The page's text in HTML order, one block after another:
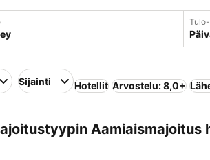
Sijainti Hotellit Arvostelu: 8,0+
Aamiaismajoitus